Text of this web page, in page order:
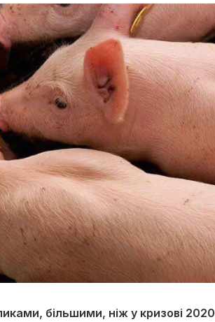
більшими, ніж у кризові